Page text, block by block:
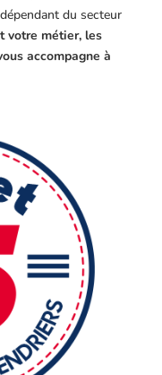
du secteur
votre métier, les
accompagne à